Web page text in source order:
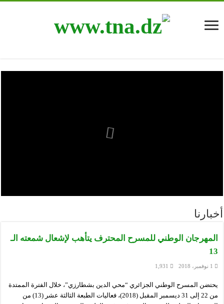
أخبارنا
المهرجان الوطني للمسرح المحترف يتأهب لإشعال شمعته الـ
13
1 نوفمبر، 2018 1,931
يحتضن المسرح الوطني الجزائري “محي الدين بشطارزي”، خلال الفترة الممتدة
من 22 إلى 31 ديسمبر المقبل (2018)، فعاليات الطبعة الثالثة عشر (13) من